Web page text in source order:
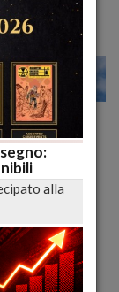
28
con un
spaziando da
di pregio dal
alla